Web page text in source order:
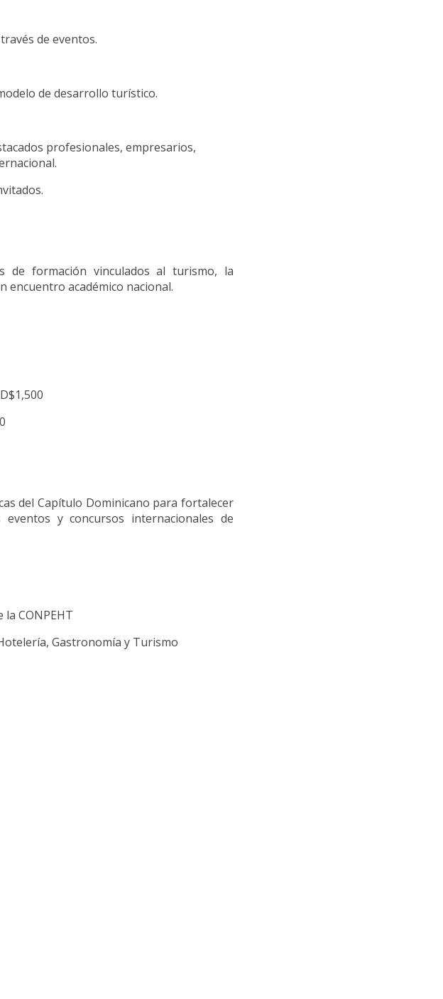
de eventos.
de desarrollo turístico.
profesionales, empresarios,
de formación vinculados al turismo, la
académico nacional.
del Capítulo Dominicano para fortalecer
y concursos internacionales de
CONPEHT
Gastronomía y Turismo